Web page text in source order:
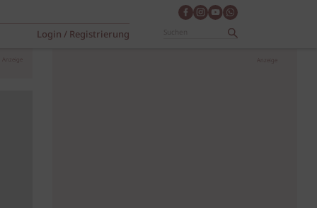
Login / Registrierung
Anzeige Anzeige